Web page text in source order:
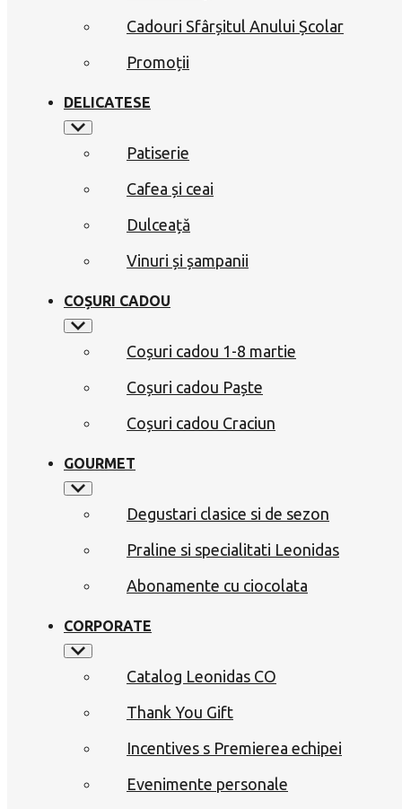
Cadouri Sfârșitul Anului Școlar
Promoții
DELICATESE
Patiserie
Cafea și ceai
Dulceață
Vinuri și șampanii
COȘURI CADOU
Coșuri cadou 1-8 martie
Coșuri cadou Paște
Coșuri cadou Craciun
GOURMET
Degustari clasice si de sezon
Praline si specialitati Leonidas
Abonamente cu ciocolata
CORPORATE
Catalog Leonidas CO
Thank You Gift
Incentives s Premierea echipei
Evenimente personale